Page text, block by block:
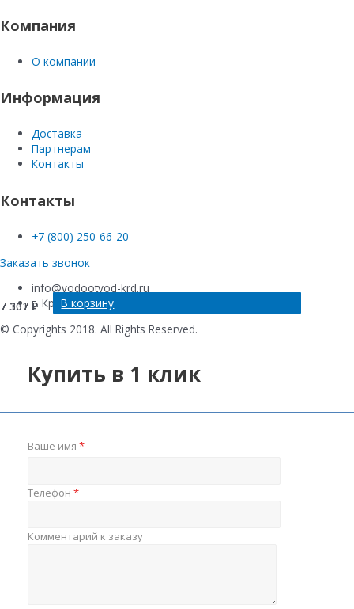
7 307 ₽ В корзину
7 307 ₽ В корзину
7 307 ₽ В корзину
7 131 ₽ В корзину
Компания
О компании
Информация
Доставка
Партнерам
Контакты
Контакты
+7 (800) 250-66-20
Заказать звонок
info@vodootvod-krd.ru
г. Краснодар, ул. Новороссийская , 220Е
© Copyrights 2018. All Rights Reserved.
Купить в 1 клик
Ваше имя *
Телефон *
Комментарий к заказу